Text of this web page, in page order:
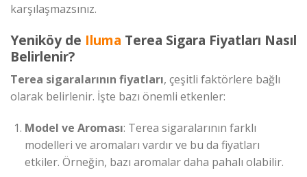
karşılaşmazsınız.
Yeniköy de Iluma Terea Sigara Fiyatları Nasıl
Belirlenir?
Terea sigaralarının fiyatları, çeşitli faktörlere bağlı
olarak belirlenir. İşte bazı önemli etkenler:
Model ve Aroması: Terea sigaralarının farklı
modelleri ve aromaları vardır ve bu da fiyatları
etkiler. Örneğin, bazı aromalar daha pahalı olabilir.